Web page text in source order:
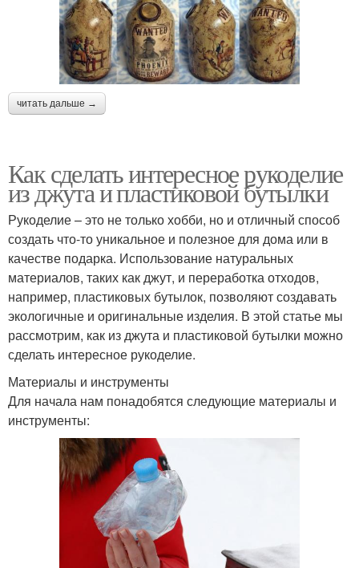
читать дальше →
Как сделать интересное рукоделие
из джута и пластиковой бутылки
Рукоделие – это не только хобби, но и отличный способ
создать что-то уникальное и полезное для дома или в
качестве подарка. Использование натуральных
материалов, таких как джут, и переработка отходов,
например, пластиковых бутылок, позволяют создавать
экологичные и оригинальные изделия. В этой статье мы
рассмотрим, как из джута и пластиковой бутылки можно
сделать интересное рукоделие.
Материалы и инструменты
Для начала нам понадобятся следующие материалы и
инструменты: